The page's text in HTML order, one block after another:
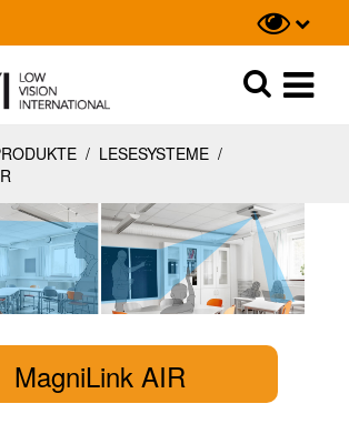
Suche
/ LESESYSTEME /
MagniLink AIR